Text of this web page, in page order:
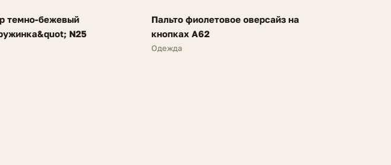
темно-бежевый
N25
SALE
FV
Пальто фиолетовое оверсайз на
кнопках A62
Одежда